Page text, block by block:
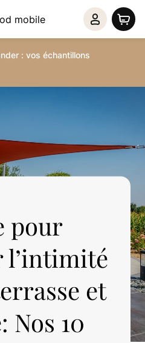
: vos échantillons
pour
l’intimité
et
Nos 10